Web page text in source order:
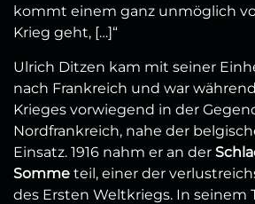
kommt einem ganz unmöglich
Krieg geht, […]“
Ulrich Ditzen kam mit seiner
nach Frankreich und war
Krieges vorwiegend in der
Nordfrankreich, nahe der
Einsatz. 1916 nahm er an der
Somme teil, einer der
des Ersten Weltkriegs. In seinem